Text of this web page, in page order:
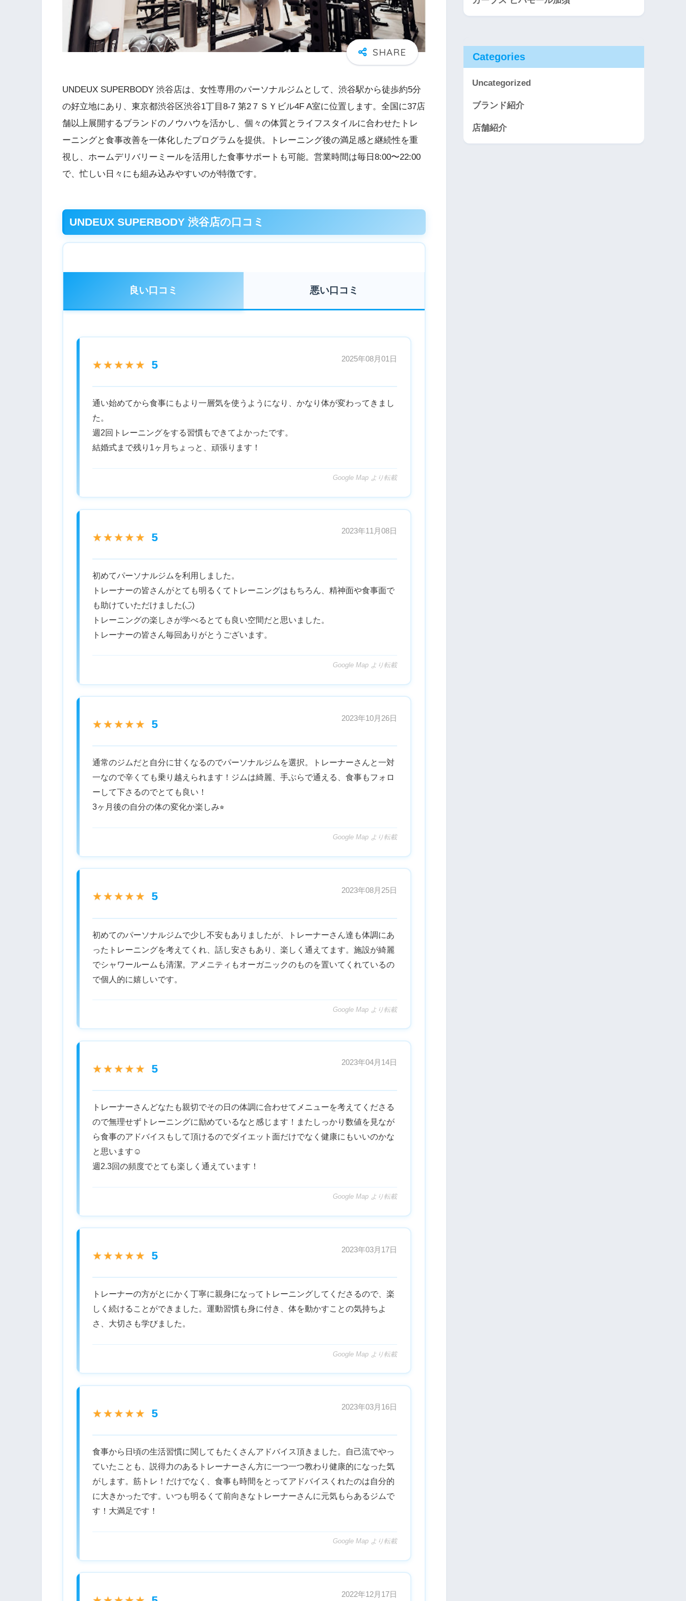
UNDEUX SUPERBODY 渋谷店は、女性専用のパーソナルジムとして、渋谷駅から徒歩約5分
の好立地にあり、東京都渋谷区渋谷1丁目8-7 第2７ＳＹビル4F A室に位置します。全国に37店
舗以上展開するブランドのノウハウを活かし、個々の体質とライフスタイルに合わせたトレ
ーニングと食事改善を一体化したプログラムを提供。トレーニング後の満足感と継続性を重
視し、ホームデリバリーミールを活用した食事サポートも可能。営業時間は毎日8:00〜22:00
で、忙しい日々にも組み込みやすいのが特徴です。
UNDEUX SUPERBODY 渋谷店の口コミ
良い口コミ 悪い口コミ
★★★★★ 5 2025年08月01日
通い始めてから食事にもより一層気を使うようになり、かなり体が変わってきまし
た。
週2回トレーニングをする習慣もできてよかったです。
結婚式まで残り1ヶ月ちょっと、頑張ります！
Google Map より転載
★★★★★ 5 2023年11月08日
初めてパーソナルジムを利用しました。
トレーナーの皆さんがとても明るくてトレーニングはもちろん、精神面や食事面で
も助けていただけました(◡̈)
トレーニングの楽しさが学べるとても良い空間だと思いました。
トレーナーの皆さん毎回ありがとうございます。
Google Map より転載
★★★★★ 5 2023年10月26日
通常のジムだと自分に甘くなるのでパーソナルジムを選択。トレーナーさんと一対
一なので辛くても乗り越えられます！ジムは綺麗、手ぶらで通える、食事もフォロ
ーして下さるのでとても良い！
3ヶ月後の自分の体の変化か楽しみ⭐︎
Google Map より転載
★★★★★ 5 2023年08月25日
初めてのパーソナルジムで少し不安もありましたが、トレーナーさん達も体調にあ
ったトレーニングを考えてくれ、話し安さもあり、楽しく通えてます。施設が綺麗
でシャワールームも清潔。アメニティもオーガニックのものを置いてくれているの
で個人的に嬉しいです。
Google Map より転載
★★★★★ 5 2023年04月14日
トレーナーさんどなたも親切でその日の体調に合わせてメニューを考えてくださる
ので無理せずトレーニングに励めているなと感じます！またしっかり数値を見なが
ら食事のアドバイスもして頂けるのでダイエット面だけでなく健康にもいいのかな
と思います☺︎
週2.3回の頻度でとても楽しく通えています！
Google Map より転載
★★★★★ 5 2023年03月17日
トレーナーの方がとにかく丁寧に親身になってトレーニングしてくださるので、楽
しく続けることができました。運動習慣も身に付き、体を動かすことの気持ちよ
さ、大切さも学びました。
Google Map より転載
★★★★★ 5 2023年03月16日
食事から日頃の生活習慣に関してもたくさんアドバイス頂きました。自己流でやっ
ていたことも、説得力のあるトレーナーさん方に一つ一つ教わり健康的になった気
がします。筋トレ！だけでなく、食事も時間をとってアドバイスくれたのは自分的
に大きかったです。いつも明るくて前向きなトレーナーさんに元気もらあるジムで
す！大満足です！
Google Map より転載
2022年12月17日
Categories
Uncategorized
ブランド紹介
店舗紹介